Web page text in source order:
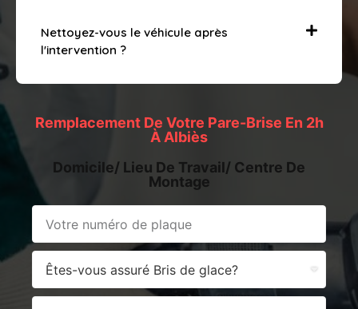
Nettoyez-vous le véhicule après
l'intervention ?
Remplacement De Votre Pare-Brise En 2h
À Albiès
Domicile/ Lieu De Travail/ Centre De
Montage